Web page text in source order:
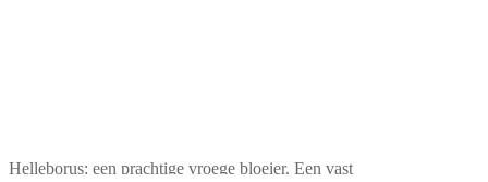
Helleborus: een prachtige vroege bloeier. Een vast